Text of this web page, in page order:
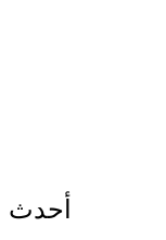
أحدث